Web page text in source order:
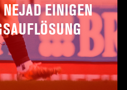
EINIGEN